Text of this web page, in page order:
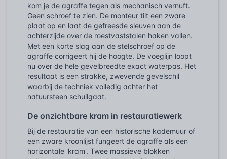
kom je de agraffe tegen als mechanisch vernuft.
Geen schroef te zien. De monteur tilt een zware
plaat op en laat de gefreesde sleuven aan de
achterzijde over de roestvaststalen haken vallen.
Met een korte slag aan de stelschroef op de
agraffe corrigeert hij de hoogte. De voeglijn loopt
nu over de hele gevelbreedte exact waterpas. Het
resultaat is een strakke, zwevende gevelschil
waarbij de techniek volledig achter het
natuursteen schuilgaat.
De onzichtbare kram in restauratiewerk
Bij de restauratie van een historische kademuur of
een zware kroonlijst fungeert de agraffe als een
horizontale 'kram'. Twee massieve blokken